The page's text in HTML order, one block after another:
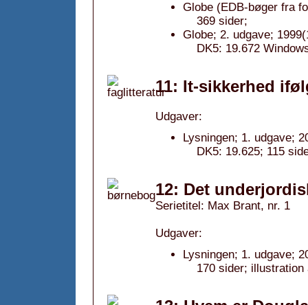
Globe (EDB-bøger fra
369 sider;
Globe; 2. udgave;
DK5: 19.672
11: It-sikkerhed
Udgaver:
Lysningen; 1. udgave;
DK5: 19.625; 115
12: Det
Serietitel: Max Brant, nr. 1
Udgaver:
Lysningen; 1. udgave;
170 sider;